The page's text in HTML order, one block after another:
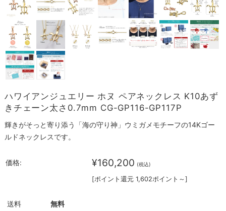
ハワイアンジュエリー ホヌ ペアネックレス K10あず
きチェーン太さ0.7mm CG-GP116-GP117P
輝きがそっと寄り添う「海の守り神」ウミガメモチーフの14Kゴー
ルドネックレスです。
価格: ¥160,200 (税込)
[ポイント還元 1,602ポイント～]
送料 無料